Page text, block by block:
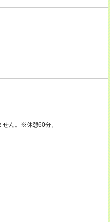
ん。※休憩60分。